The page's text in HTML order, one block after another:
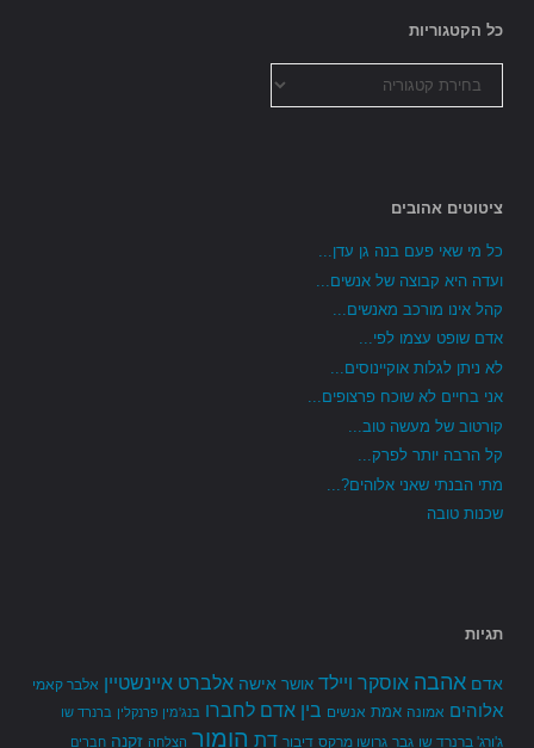
כל הקטגוריות
הקטגוריות
ציטוטים אהובים
כל מי שאי פעם בנה גן עדן...
ועדה היא קבוצה של אנשים...
קהל אינו מורכב מאנשים...
אדם שופט עצמו לפי...
לא ניתן לגלות אוקיינוסים...
אני בחיים לא שוכח פרצופים...
קורטוב של מעשה טוב...
קל הרבה יותר לפרק...
מתי הבנתי שאני אלוהים?...
שכנות טובה
תגיות
אדם אהבה אוסקר ויילד אושר אישה אלברט איינשטיין אלבר קאמי
אלוהים אמונה אמת אנשים בין אדם לחברו בנג'מין פרנקלין ברנרד שו
ג'ורג' ברנרד שו גבר גרושו מרקס דיבור דת הומור הצלחה זקנה חברים